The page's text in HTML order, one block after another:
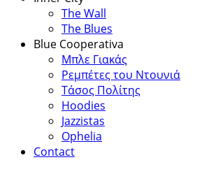
The Wall
The Blues
Blue Cooperativa
Μπλε Γιακάς
Ρεμπέτες του Ντουνιά
Τάσος Πολίτης
Hoodies
Jazzistas
Ophelia
Contact